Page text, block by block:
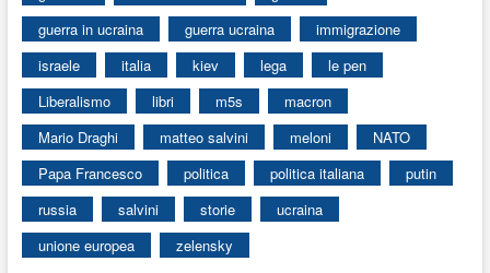
guerra in ucraina
guerra ucraina
immigrazione
israele
italia kiev lega
le pen
Liberalismo
libri m5s
macron
Mario Draghi
matteo salvini meloni
NATO
Papa Francesco
politica politica italiana
putin
russia
salvini storie
ucraina
unione europea
zelensky